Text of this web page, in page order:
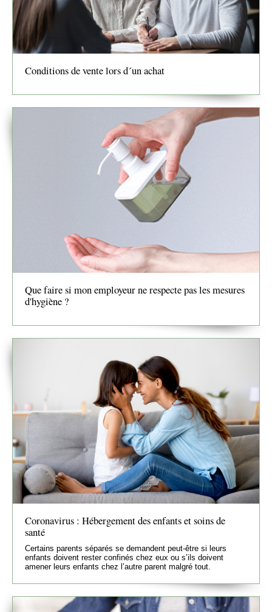
Conditions de vente lors d´un achat
Que faire si mon employeur ne respecte pas les mesures
d'hygiène ?
Coronavirus : Hébergement des enfants et soins de
santé
Certains parents séparés se demandent peut-être si leurs
enfants doivent rester confinés chez eux ou s’ils doivent
amener leurs enfants chez l’autre parent malgré tout.